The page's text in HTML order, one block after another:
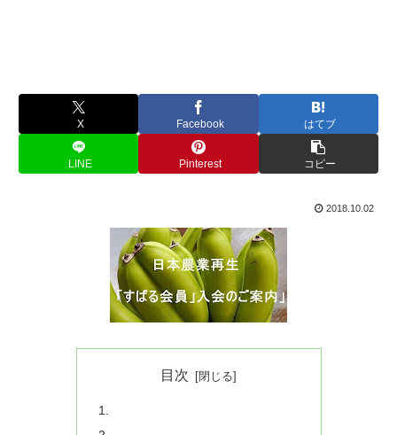
X Facebook はてブ
LINE Pinterest コピー
2018.10.02
目次